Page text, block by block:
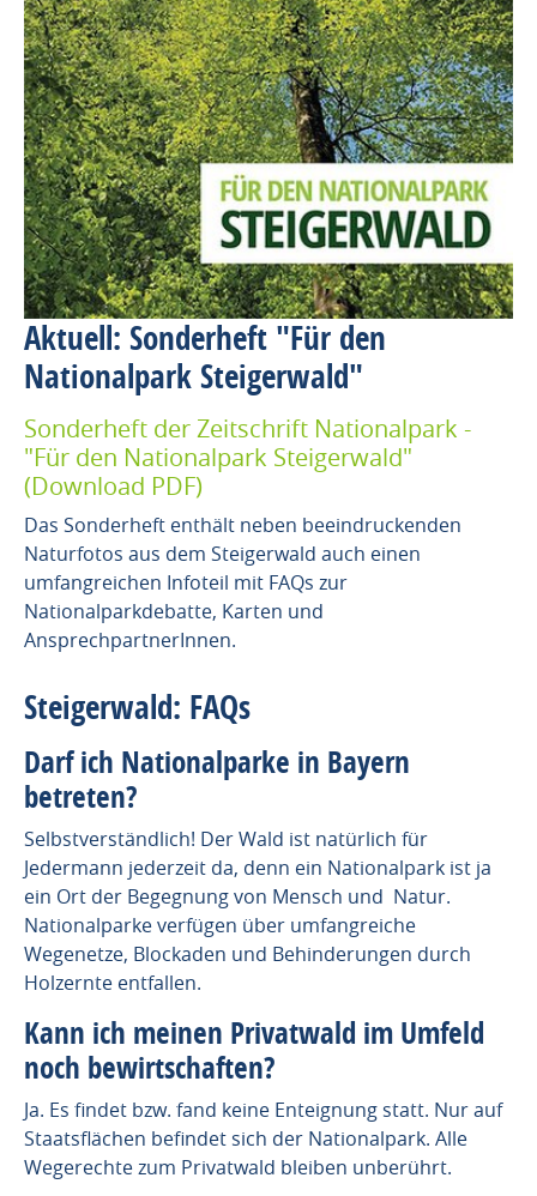
Aktuell: Sonderheft "Für den
Nationalpark Steigerwald"
Sonderheft der Zeitschrift Nationalpark -
"Für den Nationalpark Steigerwald"
(Download PDF)
Das Sonderheft enthält neben beeindruckenden
Naturfotos aus dem Steigerwald auch einen
umfangreichen Infoteil mit FAQs zur
Nationalparkdebatte, Karten und
AnsprechpartnerInnen.
Steigerwald: FAQs
Darf ich Nationalparke in Bayern
betreten?
Selbstverständlich! Der Wald ist natürlich für
Jedermann jederzeit da, denn ein Nationalpark ist ja
ein Ort der Begegnung von Mensch und Natur.
Nationalparke verfügen über umfangreiche
Wegenetze, Blockaden und Behinderungen durch
Holzernte entfallen.
Kann ich meinen Privatwald im Umfeld
noch bewirtschaften?
Ja. Es findet bzw. fand keine Enteignung statt. Nur auf
Staatsflächen befindet sich der Nationalpark. Alle
Wegerechte zum Privatwald bleiben unberührt.